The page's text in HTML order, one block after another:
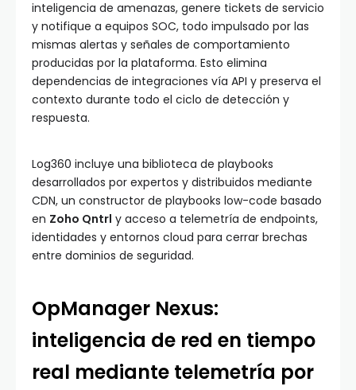
inteligencia de amenazas, genere tickets de servicio
y notifique a equipos SOC, todo impulsado por las
mismas alertas y señales de comportamiento
producidas por la plataforma. Esto elimina
dependencias de integraciones vía API y preserva el
contexto durante todo el ciclo de detección y
respuesta.
Log360 incluye una biblioteca de playbooks
desarrollados por expertos y distribuidos mediante
CDN, un constructor de playbooks low-code basado
en Zoho Qntrl y acceso a telemetría de endpoints,
identidades y entornos cloud para cerrar brechas
entre dominios de seguridad.
OpManager Nexus:
inteligencia de red en tiempo
real mediante telemetría por